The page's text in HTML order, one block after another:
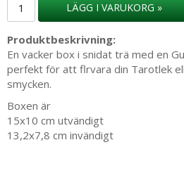
LÄGG I VARUKORG »
Produktbeskrivning:
En vacker box i snidat trä med en
perfekt för att flrvara din Tarotlek
smycken.
Boxen är
15x10 cm utvändigt
13,2x7,8 cm invändigt